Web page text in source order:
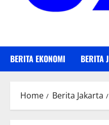
BERITA EKONOMI BERITA
Home Berita Jakarta